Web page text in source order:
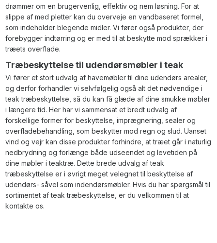
drømmer om en brugervenlig, effektiv og nem løsning. For at
slippe af med pletter kan du overveje en vandbaseret formel,
som indeholder blegende midler. Vi fører også produkter, der
forebygger indtørring og er med til at beskytte mod sprækker i
træets overflade.
Træbeskyttelse til udendørsmøbler i teak
Vi fører et stort udvalg af havemøbler til dine udendørs arealer,
og derfor forhandler vi selvfølgelig også alt det nødvendige i
teak træbeskyttelse, så du kan få glæde af dine smukke møbler
i længere tid. Her har vi sammensat et bredt udvalg af
forskellige former for beskyttelse, imprægnering, sealer og
overfladebehandling, som beskytter mod regn og slud. Uanset
vind og vejr kan disse produkter forhindre, at træet går i naturlig
nedbrydning og forlænge både udseendet og levetiden på
dine møbler i teaktræ. Dette brede udvalg af teak
træbeskyttelse er i øvrigt meget velegnet til beskyttelse af
udendørs- såvel som indendørsmøbler. Hvis du har spørgsmål til
sortimentet af teak træbeskyttelse, er du velkommen til at
kontakte os.